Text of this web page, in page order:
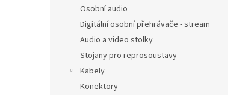
Osobní audio
Digitální osobní přehrávače - stream
Audio a video stolky
Stojany pro reprosoustavy
Kabely
Konektory